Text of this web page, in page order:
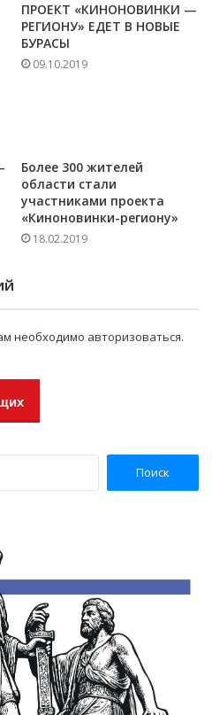
ПРОЕКТ «КИНОНОВИНКИ —
РЕГИОНУ» ЕДЕТ В НОВЫЕ
БУРАСЫ
09.10.2019
Более 300 жителей
области стали
участниками проекта
«Киноновинки-региону»
18.02.2019
необходимо авторизоваться.